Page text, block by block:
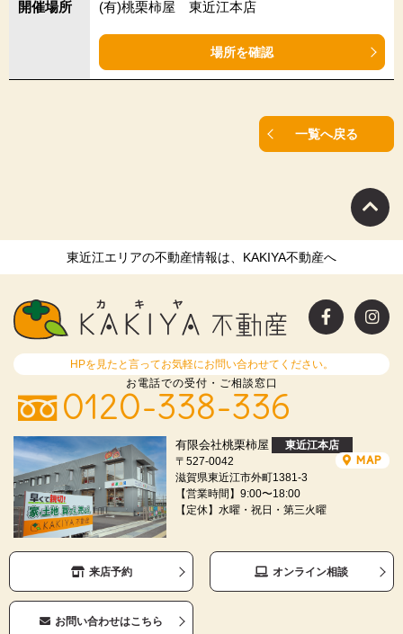
開催場所 (有)桃栗柿屋 東近江本店
場所を確認
一覧へ戻る
東近江エリアの不動産情報は、KAKIYA不動産へ
HPを見たと言ってお気軽にお問い合わせてください。
お電話での受付・ご相談窓口
0120-338-336
有限会社桃栗柿屋
東近江本店
〒527-0042
滋賀県東近江市外町1381-3
【営業時間】9:00〜18:00
【定休】水曜・祝日・第三火曜
MAP
来店予約 オンライン相談
お問い合わせはこちら